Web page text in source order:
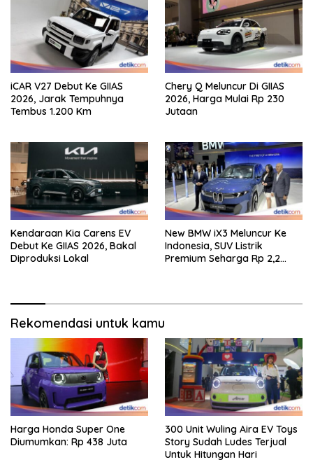
iCAR V27 Debut Ke GIIAS
2026, Jarak Tempuhnya
Tembus 1.200 Km
Chery Q Meluncur Di GIIAS
2026, Harga Mulai Rp 230
Jutaan
Kendaraan Kia Carens EV
Debut Ke GIIAS 2026, Bakal
Diproduksi Lokal
New BMW iX3 Meluncur Ke
Indonesia, SUV Listrik
Premium Seharga Rp 2,2
Rekomendasi untuk kamu
Harga Honda Super One
Diumumkan: Rp 438 Juta
300 Unit Wuling Aira EV Toys
Story Sudah Ludes Terjual
Untuk Hitungan Hari